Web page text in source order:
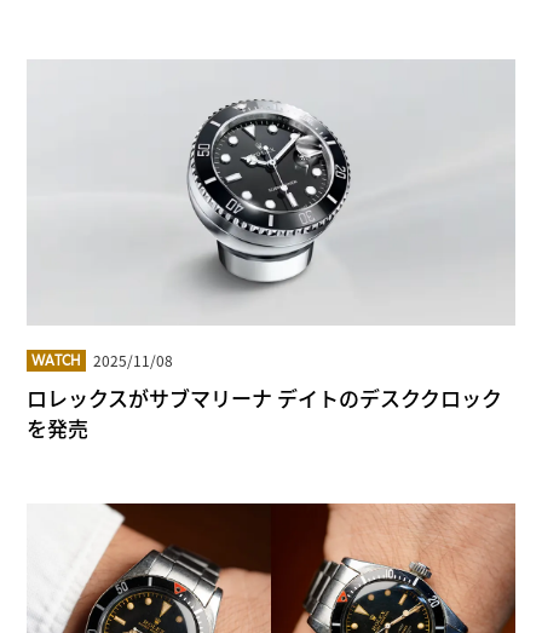
WATCH 2025/11/08
ロレックスがサブマリーナ デイトのデスククロック
を発売